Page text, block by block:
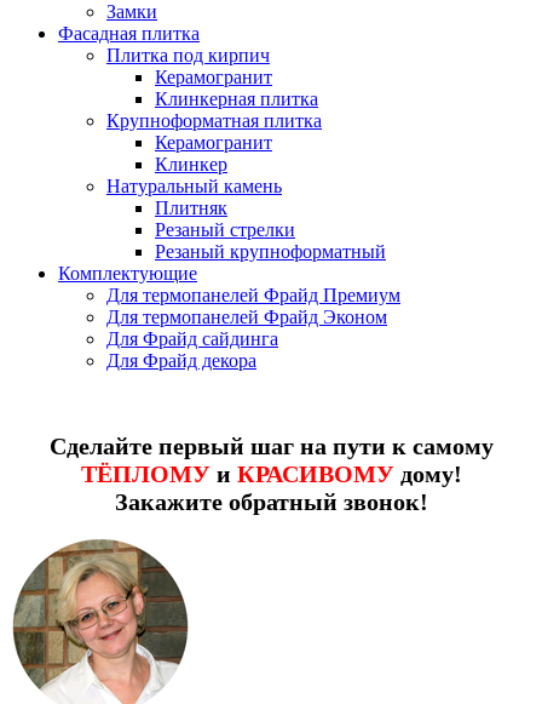
Замки
Фасадная плитка
Плитка под кирпич
Керамогранит
Клинкерная плитка
Крупноформатная плитка
Керамогранит
Клинкер
Натуральный камень
Плитняк
Резаный стрелки
Резаный крупноформатный
Комплектующие
Для термопанелей Фрайд Премиум
Для термопанелей Фрайд Эконом
Для Фрайд сайдинга
Для Фрайд декора
Сделайте первый шаг на пути к самому
ТЁПЛОМУи КРАСИВОМУдому!
Закажите обратный звонок!